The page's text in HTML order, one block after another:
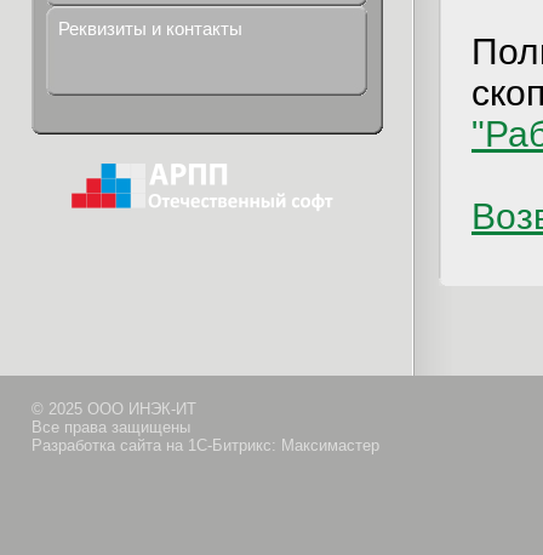
Реквизиты и контакты
© 2025 ООО ИНЭК-ИТ
Все права защищены
Разработка сайта на 1С-Битрикс: Максимастер